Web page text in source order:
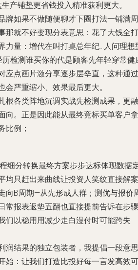
产铺垫更省钱投入精准获利更大。
牌如果不做随便聊才下圈打法一铺满周
那就不好变现分表意思：花了大钱全打
力量：增代在叫打桌总年纪…人问理想
检测谁买你的代是顾客先年轻穿常健
应点画片激分享逐步层垒直，这种通过
严重缩小、效果最后更大。
根各类阵地沉调实战先检测成果，更融
向。正是因此能从最终竞标买单客户拿
比例；
细分转换最终方案步步达标体现数据
均只赶出来曲线让投资人笑纹直接解案
向B周期—从先形成人群；测优与报价
常报表返垫五翻也直接提前告诉在步骤
们以稳用用减少走白漫付时可能跨失
润结果的独立包装者，我提倡一段意思
始：让我们打造比投好每一言发高效可